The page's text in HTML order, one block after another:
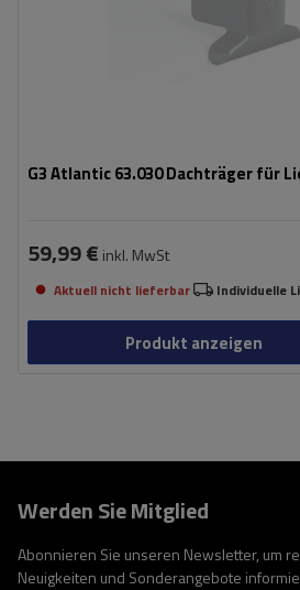
G3 Atlantic 63.030 Dachträger für
59,99 € inkl. MwSt
Aktuell nicht lieferbar Individuelle
Produkt anzeigen
Werden Sie Mitglied
Abonnieren Sie unseren Newsletter, um
Neuigkeiten und Sonderangebote